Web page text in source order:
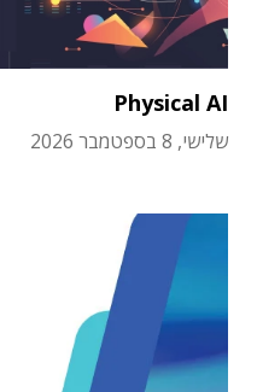
Physical AI
שלישי, 8 בספטמבר 2026